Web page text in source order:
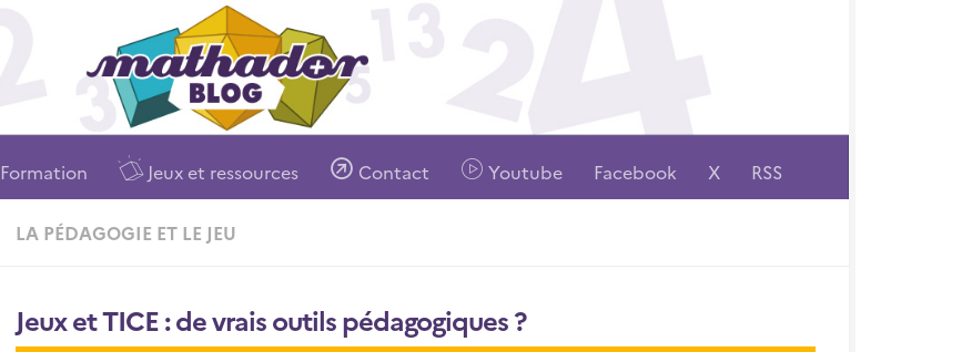
Formation Jeux et ressources Contact Youtube Facebook X RSS
LA PÉDAGOGIE ET LE JEU
Jeux et TICE : de vrais outils pédagogiques ?